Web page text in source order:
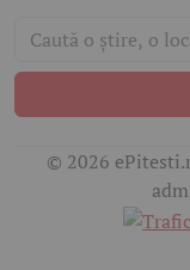
© 2026